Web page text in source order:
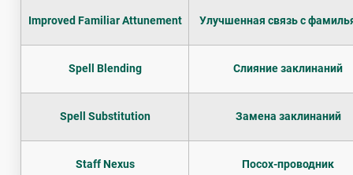
Improved Familiar Attunement Улучшенная связь с
Spell Blending Слияние заклинаний
Spell Substitution Замена заклинаний
Staff Nexus Посох-проводник